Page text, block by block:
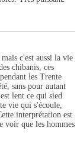
c'est aussi la vie
chibanis, ces
les Trente
sans pour autant
lent ce qui sied
vie qui s'écoule,
interprétation est
voir que les hommes